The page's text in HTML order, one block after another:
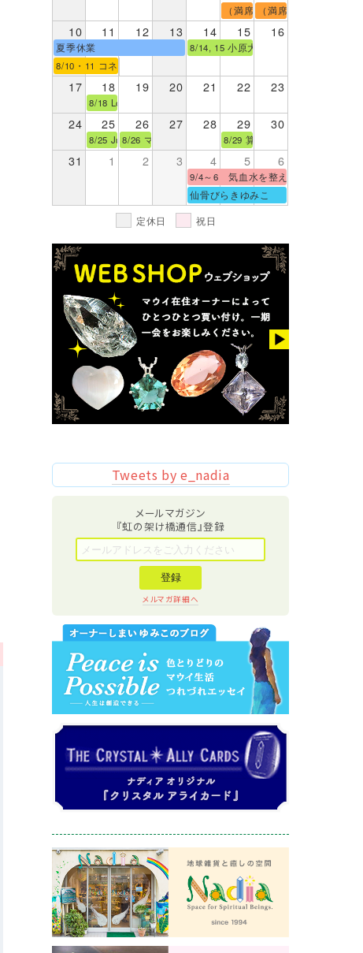
（満席）8/8 小泉マーリ 『チ
（満席）8/9・9/13 小
10 11 12 13 14 15 16
夏季休業
8/14, 15 小原大典 ウォーターセラピ
8/10・11 コネクションプラクティス基礎コースPart.１【オンライン
17 18 19 20 21 22 23
8/18 Love Infiore ジュエリーカウンセリング＆オーダーメイ
24 25 26 27 28 29 30
8/25 Junon セッションデー（クリスタルメッセージ・オー
8/26 マナカード＆占星術セッション By サリカ
8/29 算命学・ネオ♦︎宇宙のい
31 1 2 3 4 5 6
9/4～6 気血水を整える ホリスティ
仙骨びらきゆみこ
定休日 祝日
Tweets by e_nadia
メールマガジン
『虹の架け橋通信』登録
メルマガ詳細へ